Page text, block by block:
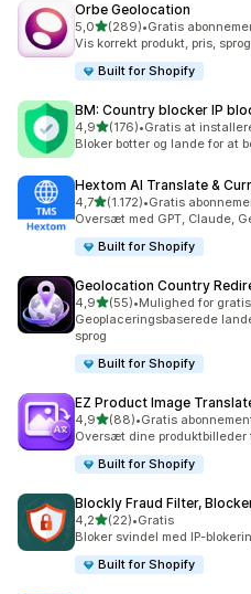
Orbe Geolocation
5,0ud af 5 stjerner
(289)
289 anmeldelser i alt
•Gratis
Vis korrekt produkt, pris,
Built for Shopify
BM: Country blocker IP
4,9ud af 5 stjerner
(176)
176 anmeldelser i alt
•Gratis at
Bloker botter og lande for at
Hextom AI Translate &
4,7ud af 5 stjerner
(1.172)
1172 anmeldelser i alt
•Gratis
Oversæt med GPT, Claude,
Built for Shopify
Geolocation Country
4,9ud af 5 stjerner
(55)
55 anmeldelser i alt
•Mulighed for
Geoplaceringsbaserede
sprog
Built for Shopify
EZ Product Image
4,9ud af 5 stjerner
(88)
88 anmeldelser i alt
•Gratis
Oversæt dine produktbilleder
Built for Shopify
Blockly Fraud Filter,
4,2ud af 5 stjerner
(22)
22 anmeldelser i alt
•Gratis
Bloker svindel med IP-
Built for Shopify